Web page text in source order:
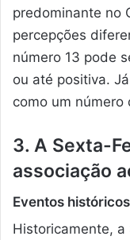
predominante no
percepções
número 13 pode
ou até positiva.
como um
3. A Sexta-
associação
Eventos
Historicamente,